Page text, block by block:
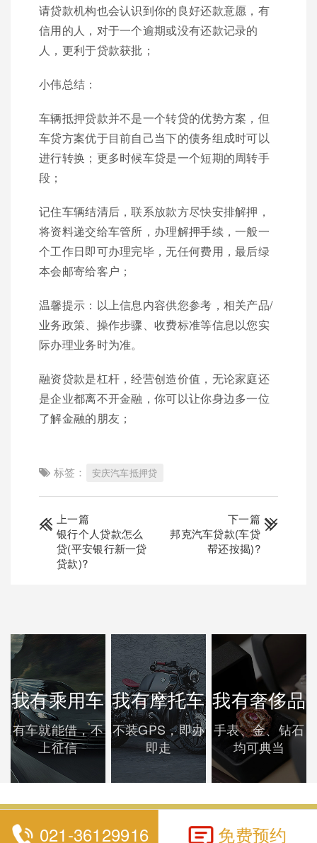
请贷款机构也会认识到你的良好还款意愿，有
信用的人，对于一个逾期或没有还款记录的
人，更利于贷款获批；
小伟总结：
车辆抵押贷款并不是一个转贷的优势方案，但
车贷方案优于目前自己当下的债务组成时可以
进行转换；更多时候车贷是一个短期的周转手
段；
记住车辆结清后，联系放款方尽快安排解押，
将资料递交给车管所，办理解押手续，一般一
个工作日即可办理完毕，无任何费用，最后绿
本会邮寄给客户；
温馨提示：以上信息内容供您参考，相关产品/
业务政策、操作步骤、收费标准等信息以您实
际办理业务时为准。
融资贷款是杠杆，经营创造价值，无论家庭还
是企业都离不开金融，你可以让你身边多一位
了解金融的朋友；
标签： 安庆汽车抵押贷
上一篇
银行个人贷款怎么
贷(平安银行新一贷
贷款)?
下一篇
邦克汽车贷款(车贷
帮还按揭)?
我有乘用车
有车就能借，不
上征信
我有摩托车
不装GPS，即办
即走
我有奢侈品
手表、金、钻石
均可典当
上海泰优汇典当有限公司
021-36129916 免费预约